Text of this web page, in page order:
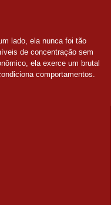
lado, ela nunca foi tão
de concentração sem
ela exerce um brutal
comportamentos.